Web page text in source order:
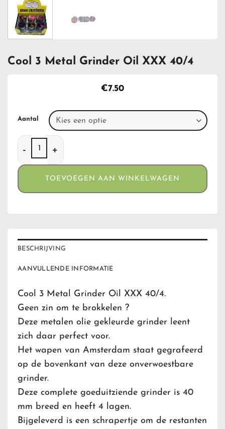
Cool 3 Metal Grinder Oil XXX 40/4
€7.50
Aantal
Cool 3 Metal Grinder Oil XXX 40/4 aantal
TOEVOEGEN AAN WINKELWAGEN
BESCHRIJVING
AANVULLENDE INFORMATIE
Cool 3 Metal Grinder Oil XXX 40/4.
Geen zin om te brokkelen ?
Deze metalen olie gekleurde grinder leent
zich daar perfect voor.
Het wapen van Amsterdam staat gegrafeerd
op de bovenkant van deze onverwoestbare
grinder.
Deze complete goeduitziende grinder is 40
mm breed en heeft 4 lagen.
Bijgeleverd is een schrapertje om de restanten